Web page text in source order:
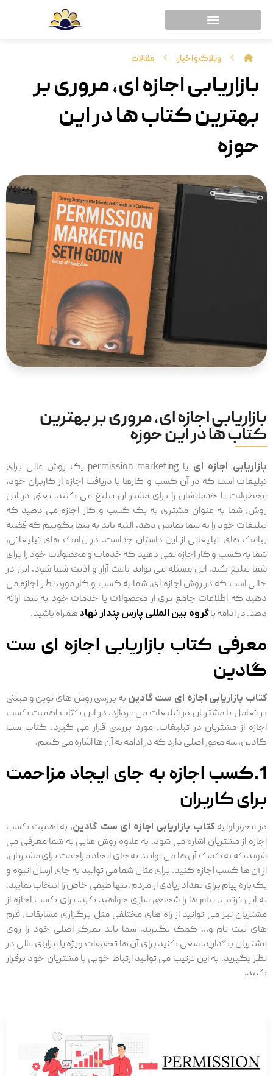
وبلاگ و اخبار مقالات
بازاریابی اجازه ای، مروری بر
بهترین کتاب ها در این
حوزه
بازاریابی اجازه ای، مروری بر بهترین
کتاب ها در این حوزه
بازاریابی اجازه ای
یا permission marketing یک روش عالی برای
تبلیغات است که در آن کسب و کارها با دریافت اجازه از کاربران خود،
محصولات یا خدماتشان را برای مشتریان تبلیغ می کنند. یعنی در این
روش، شما به عنوان مشتری به یک کسب و کار اجازه می دهید که
تبلیغات خود را به شما نمایش دهد. البته باید به شما بگوییم که قضیه
پیامک های تبلیغاتی از این داستان جداست. در پیامک های تبلیغاتی،
شما به کسب و کار اجازه نمی دهید که خدمات و محصولات خود را برای
شما تبلیغ کند. این مسئله می تواند باعث آزار و اذیت شما شود. این در
حالی است که در روش اجازه ای، شما به کسب و کار مورد نظر اجازه می
دهید که اطلاعات جامع تری از محصولات یا خدمات خود به شما ارائه
دهد. در ادامه باگروه بین المللی پارس پندار نهاد همراه باشید.
معرفی کتاب بازاریابی اجازه ای ست
گادین
کتاب بازاریابی اجازه ای ست گادین به بررسی روش های نوین و مبتنی
بر تعامل با مشتریان در تبلیغات می پردازد. در این کتاب اهمیت کسب
اجازه از مشتریان در تبلیغات، مورد بررسی قرار می گیرد. کتاب ست
گادین، سه محور اصلی دارد که در ادامه به آن ها اشاره می کنیم.
1.کسب اجازه به جای ایجاد مزاحمت
برای کاربران
در محور اولیهکتاب بازاریابی اجازه ای ست گادین، به اهمیت کسب
اجازه از مشتریان اشاره می شود. به علاوه روش هایی به شما معرفی می
شوند که به کمک آن ها می توانید به جای ایجاد مزاحمت برای مشتریان،
از آن ها کسب اجازه کنید. برای مثال شما می توانید به جای ارسال انبوه و
یک باره پیام برای تعداد زیادی از مردم، تنها طیفی خاص را انتخاب نمایید.
به این ترتیب، پیام ها را شخصی سازی خواهید کرد. برای کسب اجازه از
مشتریان نیز می توانید از راه های مختلفی مثل برگزاری مسابقات، فرم
های ثبت نام و… کمک بگیرید. شما باید تمرکز اصلی خود را روی
مشتریان بگذارید. سعی کنید برای آن ها تخفیفات ویژه یا مزایای عالی در
نظر بگیرید. به این ترتیب می توانید ارتباط خوبی با مشتریان خود برقرار
کنید.